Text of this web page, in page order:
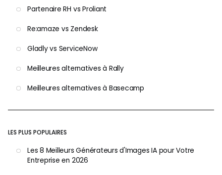
Partenaire RH vs Proliant
Re:amaze vs Zendesk
Gladly vs ServiceNow
Meilleures alternatives à Rally
Meilleures alternatives à Basecamp
LES PLUS POPULAIRES
Les 8 Meilleurs Générateurs d'Images IA pour Votre
Entreprise en 2026